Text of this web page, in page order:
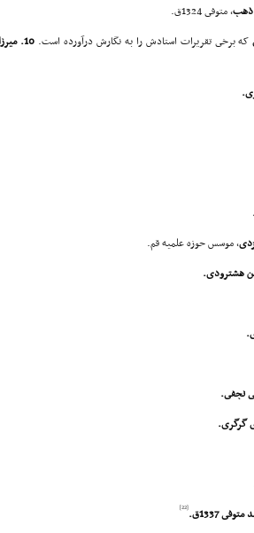
، متوفى 1324ق.
که برخى تقریرات استادش را به نگارش درآورده است. 10. میرزا جعفر
، موسس حوزه علمیه قم.
[22]